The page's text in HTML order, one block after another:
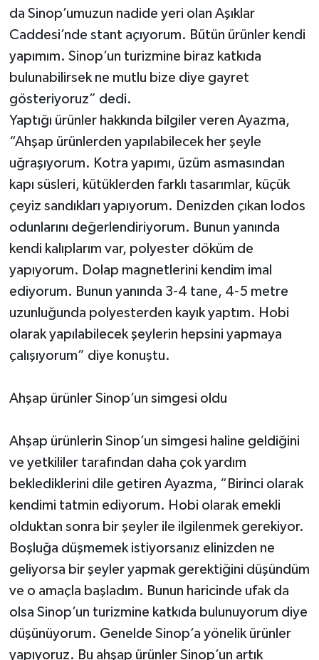
da Sinop’umuzun nadide yeri olan Aşıklar
Caddesi’nde stant açıyorum. Bütün ürünler kendi
yapımım. Sinop’un turizmine biraz katkıda
bulunabilirsek ne mutlu bize diye gayret
gösteriyoruz” dedi.
Yaptığı ürünler hakkında bilgiler veren Ayazma,
“Ahşap ürünlerden yapılabilecek her şeyle
uğraşıyorum. Kotra yapımı, üzüm asmasından
kapı süsleri, kütüklerden farklı tasarımlar, küçük
çeyiz sandıkları yapıyorum. Denizden çıkan lodos
odunlarını değerlendiriyorum. Bunun yanında
kendi kalıplarım var, polyester döküm de
yapıyorum. Dolap magnetlerini kendim imal
ediyorum. Bunun yanında 3-4 tane, 4-5 metre
uzunluğunda polyesterden kayık yaptım. Hobi
olarak yapılabilecek şeylerin hepsini yapmaya
çalışıyorum” diye konuştu.
Ahşap ürünler Sinop’un simgesi oldu
Ahşap ürünlerin Sinop’un simgesi haline geldiğini
ve yetkililer tarafından daha çok yardım
beklediklerini dile getiren Ayazma, “Birinci olarak
kendimi tatmin ediyorum. Hobi olarak emekli
olduktan sonra bir şeyler ile ilgilenmek gerekiyor.
Boşluğa düşmemek istiyorsanız elinizden ne
geliyorsa bir şeyler yapmak gerektiğini düşündüm
ve o amaçla başladım. Bunun haricinde ufak da
olsa Sinop’un turizmine katkıda bulunuyorum diye
düşünüyorum. Genelde Sinop’a yönelik ürünler
yapıyoruz. Bu ahşap ürünler Sinop’un artık